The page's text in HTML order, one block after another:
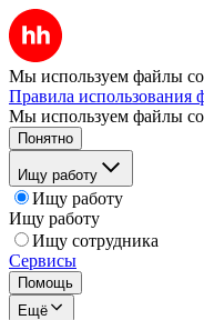
Мы используем файлы
Правила использования
Мы используем файлы
Понятно
Ищу работу
Ищу работу
Ищу работу
Ищу сотрудника
Сервисы
Помощь
Ещё